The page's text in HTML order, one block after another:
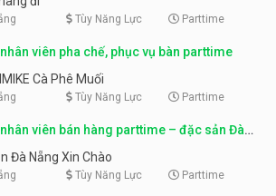
Tùy Năng Lực Parttime
viên pha chế, phục vụ bàn parttime
Cà Phê Muối
Tùy Năng Lực Parttime
viên bán hàng parttime – đặc sản Đà
Đà Nẵng Xin Chào
Tùy Năng Lực Parttime